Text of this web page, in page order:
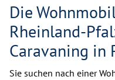
Die
Rheinland-
Caravaning in
Sie suchen nach einer